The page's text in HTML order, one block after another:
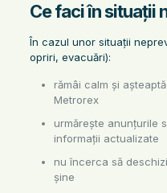
Ce faci în situații
În cazul unor situații
opriri, evacuări):
rămâi calm și
Metrorex
urmărește anunțurile
informații actualizate
nu încerca să
șine